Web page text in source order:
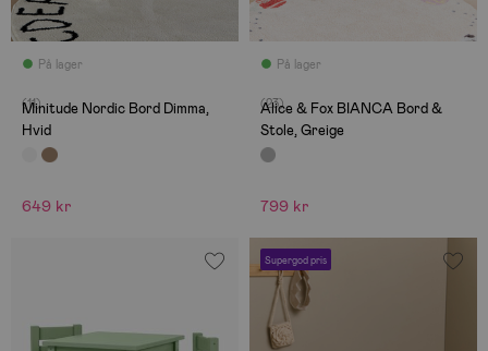
På lager
(11)
Minitude Nordic Bord Dimma,
Hvid
649 kr
På lager
(23)
Alice & Fox BIANCA Bord &
Stole, Greige
799 kr
Supergod pris